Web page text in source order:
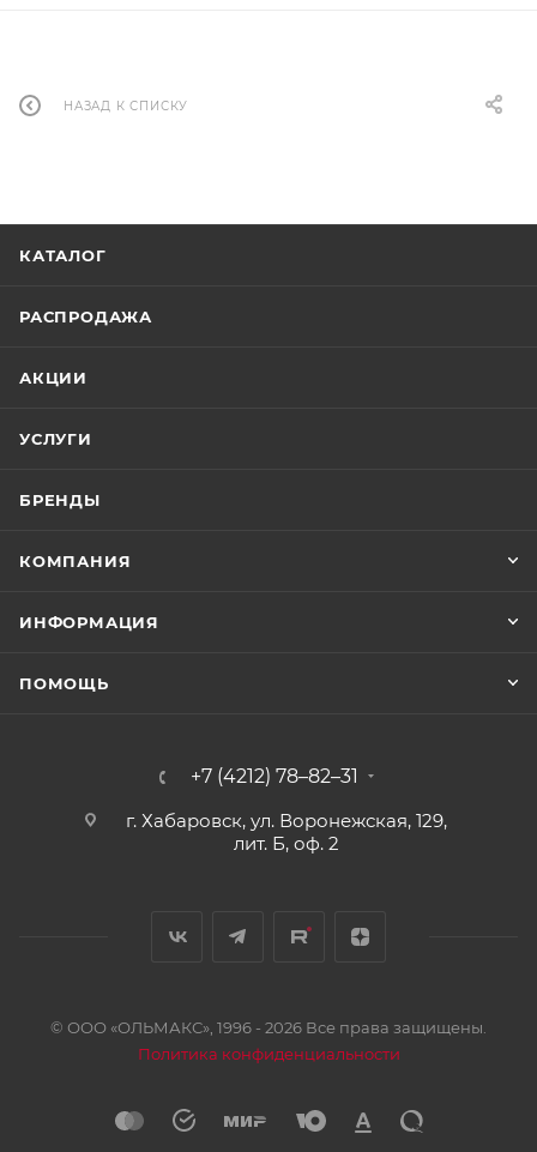
НАЗАД К СПИСКУ
КАТАЛОГ
РАСПРОДАЖА
АКЦИИ
УСЛУГИ
БРЕНДЫ
КОМПАНИЯ
ИНФОРМАЦИЯ
ПОМОЩЬ
+7 (4212) 78–82–31
г. Хабаровск, ул. Воронежская, 129,
лит. Б, оф. 2
© ООО «ОЛЬМАКС», 1996 - 2026 Все права защищены.
Политика конфиденциальности